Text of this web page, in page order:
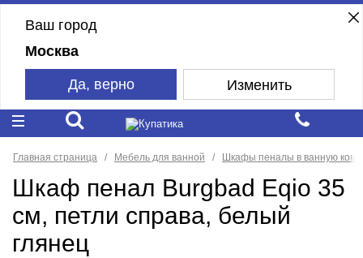
Ваш город
Москва
Да, верно Изменить
Главная страница Мебель для ванной Шкафы пеналы в ванную
Шкаф пенал Burgbad Eqio 35
см, петли справа, белый
глянец